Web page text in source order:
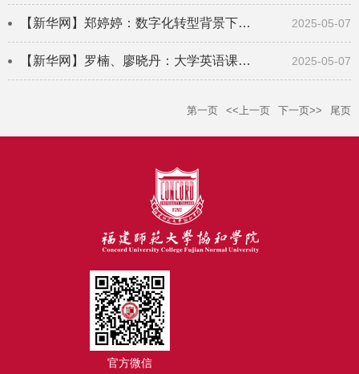
【新华网】郑婷婷：数字化转型背景下高校英语专业教学秘书职能重构研究 2025-05-07
【新华网】罗楠、廖晓丹：大学英语课堂赋能闽南文化破浪前行，助其驶向文化“出圈”新... 2025-05-07
第一页 <<上一页 下一页>> 尾页
官方微信